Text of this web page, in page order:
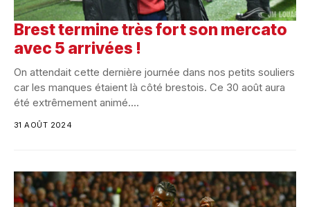
Brest termine très fort son mercato
avec 5 arrivées !
On attendait cette dernière journée dans nos petits souliers
car les manques étaient là côté brestois. Ce 30 août aura
été extrêmement animé....
31 AOÛT 2024